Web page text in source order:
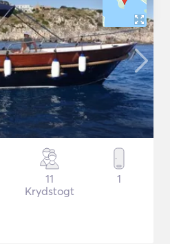
11
Krydstogt
1